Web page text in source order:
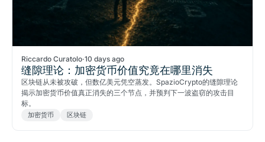
Riccardo Curatolo·10 days ago
缝隙理论：加密货币价值究竟在哪里消失
区块链从未被攻破，但数亿美元凭空蒸发。SpazioCrypto的缝隙理论
揭示加密货币价值真正消失的三个节点，并预判下一波盗窃的攻击目
标。
加密货币 区块链